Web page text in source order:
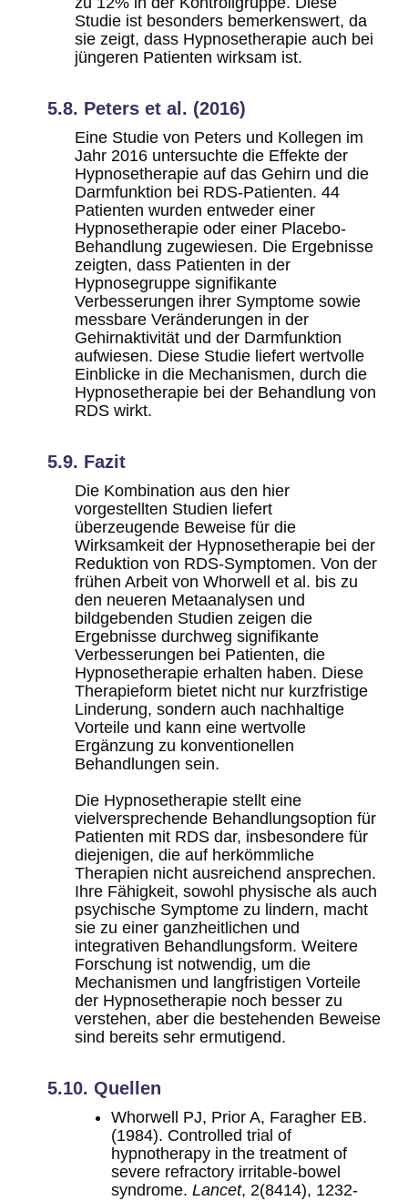
Studie ist besonders bemerkenswert, da
sie zeigt, dass Hypnosetherapie auch bei
jüngeren Patienten wirksam ist.
5.8. Peters et al. (2016)
Eine Studie von Peters und Kollegen im
Jahr 2016 untersuchte die Effekte der
Hypnosetherapie auf das Gehirn und die
Darmfunktion bei RDS-Patienten. 44
Patienten wurden entweder einer
Hypnosetherapie oder einer Placebo-
Behandlung zugewiesen. Die Ergebnisse
zeigten, dass Patienten in der
Hypnosegruppe signifikante
Verbesserungen ihrer Symptome sowie
messbare Veränderungen in der
Gehirnaktivität und der Darmfunktion
aufwiesen. Diese Studie liefert wertvolle
Einblicke in die Mechanismen, durch die
Hypnosetherapie bei der Behandlung von
RDS wirkt.
5.9. Fazit
Die Kombination aus den hier
vorgestellten Studien liefert
überzeugende Beweise für die
Wirksamkeit der Hypnosetherapie bei der
Reduktion von RDS-Symptomen. Von der
frühen Arbeit von Whorwell et al. bis zu
den neueren Metaanalysen und
bildgebenden Studien zeigen die
Ergebnisse durchweg signifikante
Verbesserungen bei Patienten, die
Hypnosetherapie erhalten haben. Diese
Therapieform bietet nicht nur kurzfristige
Linderung, sondern auch nachhaltige
Vorteile und kann eine wertvolle
Ergänzung zu konventionellen
Behandlungen sein.
Die Hypnosetherapie stellt eine
vielversprechende Behandlungsoption für
Patienten mit RDS dar, insbesondere für
diejenigen, die auf herkömmliche
Therapien nicht ausreichend ansprechen.
Ihre Fähigkeit, sowohl physische als auch
psychische Symptome zu lindern, macht
sie zu einer ganzheitlichen und
integrativen Behandlungsform. Weitere
Forschung ist notwendig, um die
Mechanismen und langfristigen Vorteile
der Hypnosetherapie noch besser zu
verstehen, aber die bestehenden Beweise
sind bereits sehr ermutigend.
5.10. Quellen
Whorwell PJ, Prior A, Faragher EB.
(1984). Controlled trial of
hypnotherapy in the treatment of
severe refractory irritable-bowel
syndrome. Lancet, 2(8414), 1232-